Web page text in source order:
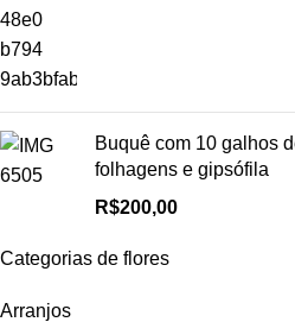
Buquê com 10 galhos
folhagens e gipsófila
R$200,00
Categorias de flores
Arranjos